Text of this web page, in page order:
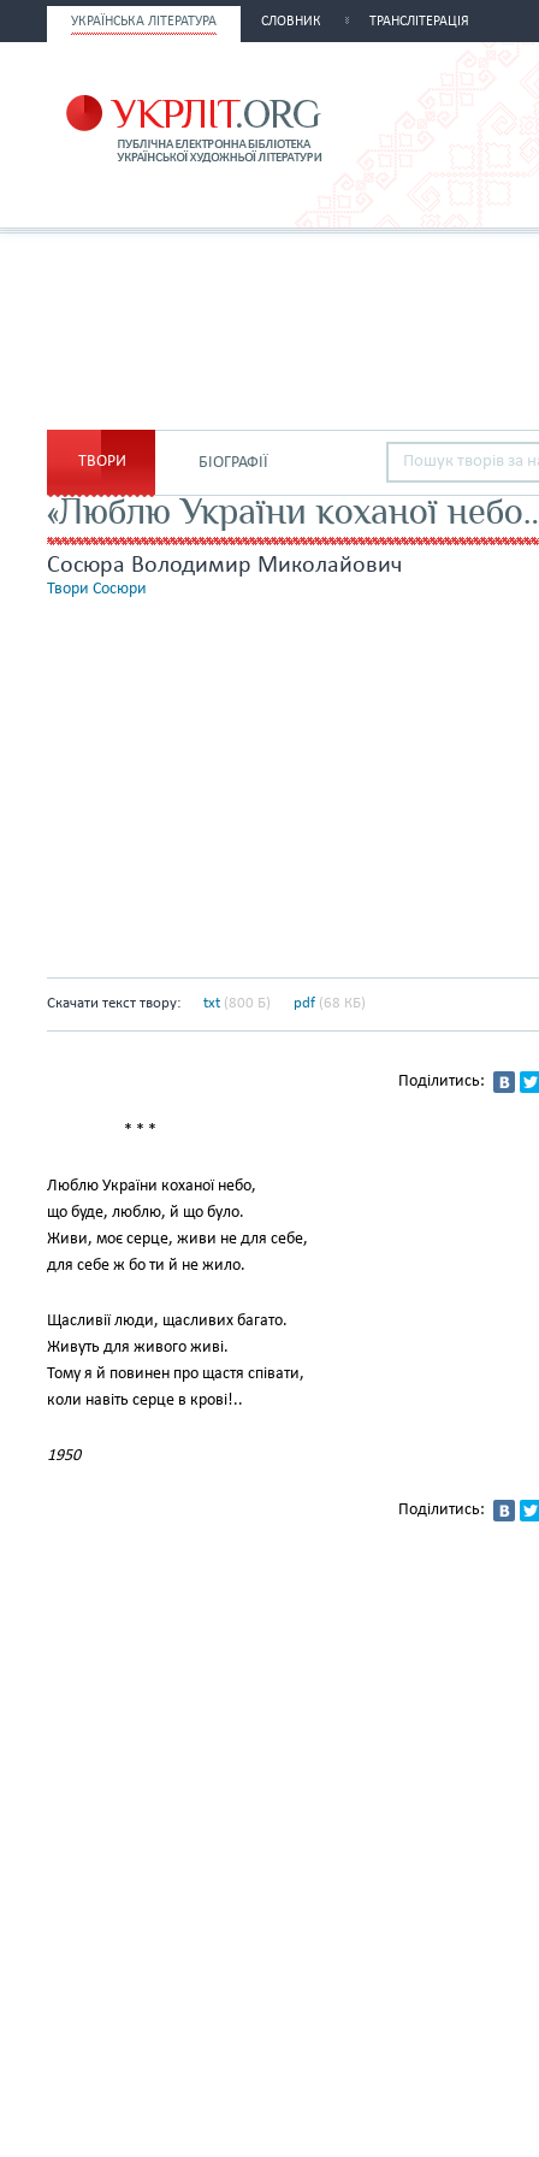
УКРАЇНСЬКА ЛІТЕРАТУРА СЛОВНИК ТРАНСЛІТЕРАЦІЯ
ТВОРИ БІОГРАФІЇ
«Люблю України коханої
Сосюра Володимир Миколайович
Твори Сосюри
Скачати текст твору: txt (800 Б) pdf (68 КБ)
Поділитись:
* * *
Люблю України коханої небо,
що буде, люблю, й що було.
Живи, моє серце, живи не для себе,
для себе ж бо ти й не жило.
Щасливії люди, щасливих багато.
Живуть для живого живі.
Тому я й повинен про щастя співати,
коли навіть серце в крові!..
1950
Поділитись: